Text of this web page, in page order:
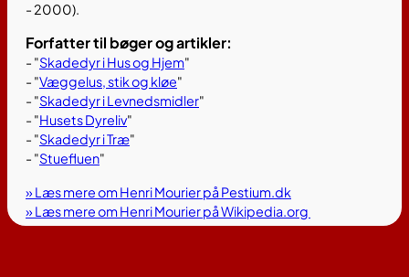
- 2000).
Forfatter til bøger og artikler:
- "Skadedyr i Hus og Hjem"
- "Væggelus, stik og kløe"
- "Skadedyr i Levnedsmidler"
- "Husets Dyreliv"
- "Skadedyr i Træ"
- "Stuefluen"
» Læs mere om Henri Mourier på Pestium.dk
» Læs mere om Henri Mourier på Wikipedia.org